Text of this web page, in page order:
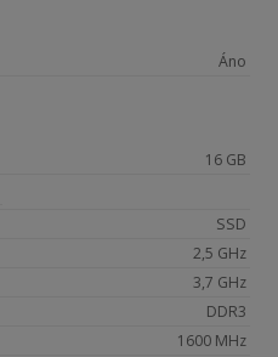
Áno
16 GB
SSD
2,5 GHz
3,7 GHz
DDR3
1600 MHz